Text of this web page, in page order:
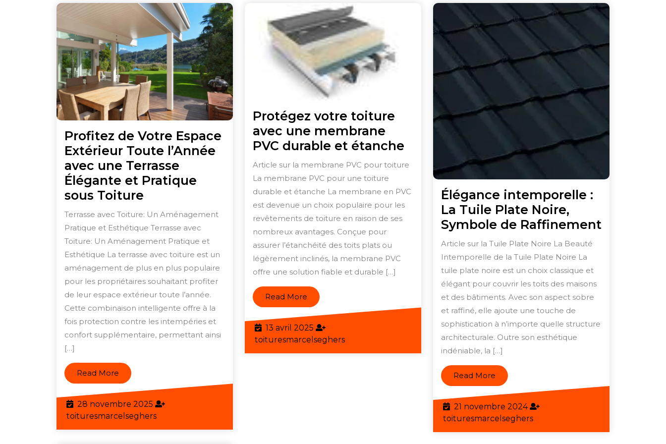
Profitez de Votre Espace
Extérieur Toute l’Année
avec une Terrasse
Élégante et Pratique
sous Toiture
de
Votre
Espace
Extérieur
Toute
l’Année
avec
une
Terrasse
Élégante
sous
Toiture
Terrasse avec Toiture: Un Aménagement
Pratique et Esthétique Terrasse avec
Toiture: Un Aménagement Pratique et
Esthétique La terrasse avec toiture est un
aménagement de plus en plus populaire
pour les propriétaires souhaitant profiter
de leur espace extérieur toute l’année.
Cette combinaison intelligente offre à la
fois protection contre les intempéries et
confort supplémentaire, permettant ainsi
[…]
Read More Read
More
28 novembre 2025 28
novembre
2025
toituresmarcelsegherstoituresmarcelseghers
Protégez votre toiture
avec une membrane
PVC durable et étanche
votre
toiture
avec
une
membrane
durable
étanche
Article sur la membrane PVC pour toiture
La membrane PVC pour une toiture
durable et étanche La membrane en PVC
est devenue un choix populaire pour les
revêtements de toiture en raison de ses
nombreux avantages. Conçue pour
assurer l’étanchéité des toits plats ou
légèrement inclinés, la membrane PVC
offre une solution fiable et durable […]
Read More Read
More
13 avril 2025 13
avril
2025
toituresmarcelsegherstoituresmarcelseghers
Élégance intemporelle :
La Tuile Plate Noire,
Symbole de RaffinementÉlégance
Article sur la Tuile Plate Noire La Beauté
Intemporelle de la Tuile Plate Noire La
tuile plate noire est un choix classique et
élégant pour couvrir les toits des maisons
et des bâtiments. Avec son aspect sobre
et raffiné, elle ajoute une touche de
sophistication à n’importe quelle structure
architecturale. Outre son esthétique
indéniable, la […]
Read More Read
More
21 novembre 202421
novembre
2024
toituresmarcelsegherstoituresmarcelseghers